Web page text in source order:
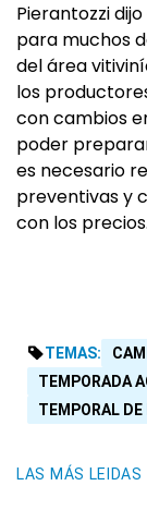
Pierantozzi
para muchos
del área
los
con cambios
poder
es necesario
preventivas y
con los precios.
TEMAS:
TEMPORADA
TEMPORAL
LAS MÁS LEIDAS